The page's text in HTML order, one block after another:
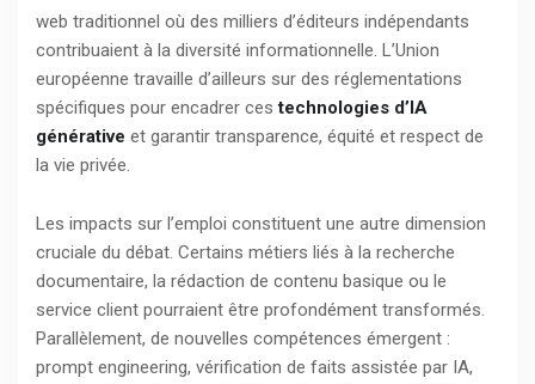
web traditionnel où des milliers d’éditeurs indépendants
contribuaient à la diversité informationnelle. L’Union
européenne travaille d’ailleurs sur des réglementations
spécifiques pour encadrer cestechnologies d’IA
générative et garantir transparence, équité et respect de
la vie privée.
Les impacts sur l’emploi constituent une autre dimension
cruciale du débat. Certains métiers liés à la recherche
documentaire, la rédaction de contenu basique ou le
service client pourraient être profondément transformés.
Parallèlement, de nouvelles compétences émergent :
prompt engineering, vérification de faits assistée par IA,